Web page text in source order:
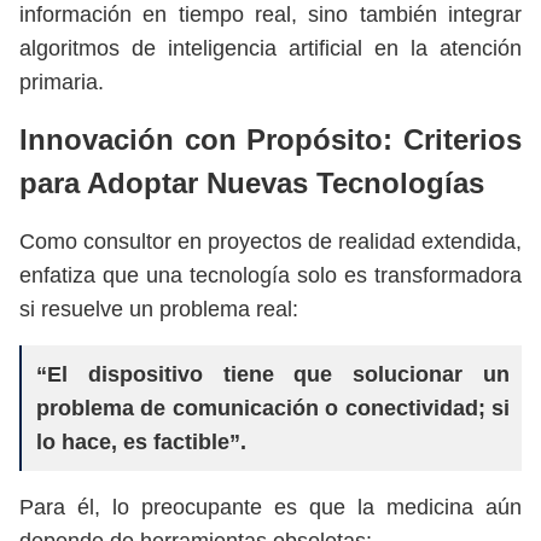
información en tiempo real, sino también integrar
algoritmos de inteligencia artificial en la atención
primaria.
Innovación con Propósito: Criterios
para Adoptar Nuevas Tecnologías
Como consultor en proyectos de realidad extendida,
enfatiza que una tecnología solo es transformadora
si resuelve un problema real:
“El dispositivo tiene que solucionar un
problema de comunicación o conectividad; si
lo hace, es factible”.
Para él, lo preocupante es que la medicina aún